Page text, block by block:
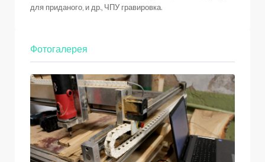
для приданого, и др., ЧПУ гравировка.
Фотогалерея